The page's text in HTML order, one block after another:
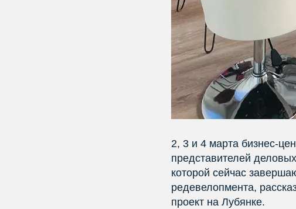
2, 3 и 4 марта бизнес-
представителей
которой сейчас
редевелопмента,
проект на Лубянке.